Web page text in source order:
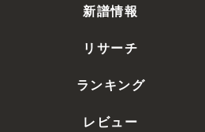
新譜情報
リサーチ
ランキング
レビュー